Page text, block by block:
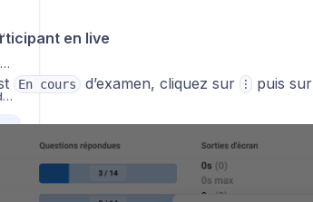
Chat Examinateur <-> Participants
Ajouter du temps supplémentaire
Désactiver l'enregistrement d'écran pour un participant
Fermer ou rouvrir l'examen d'un participant
en live
En cours d’examen, cliquez sur ⁝ puis sur